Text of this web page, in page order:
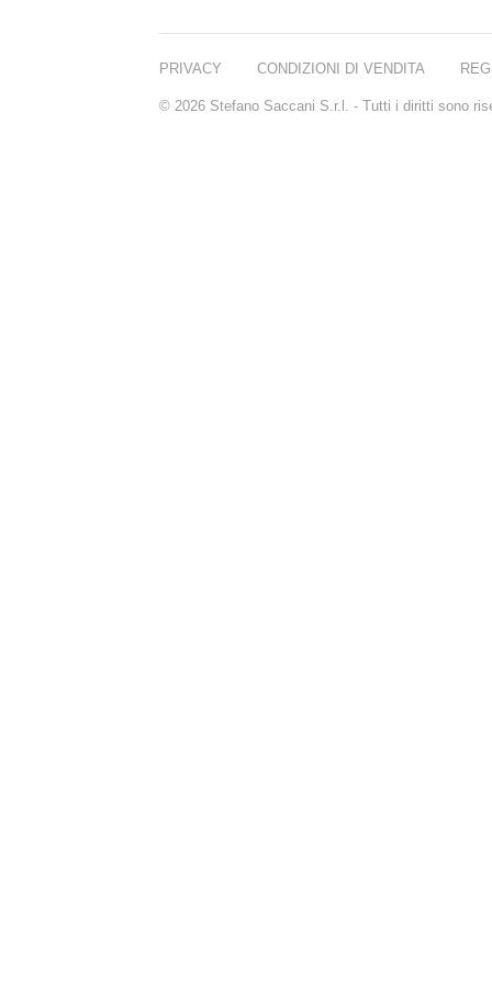
PRIVACY CONDIZIONI DI VENDITA
© 2026 Stefano Saccani S.r.l. - Tutti i diritti sono